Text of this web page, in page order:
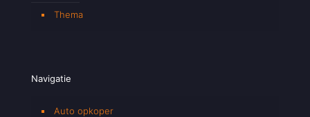
Thema
Navigatie
Auto opkoper